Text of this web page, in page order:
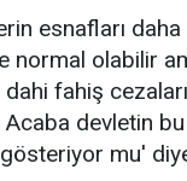
esnafları daha
normal olabilir
fahiş
devletin bu
mu'